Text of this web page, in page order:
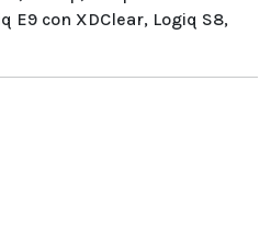
E9 con XDClear, Logiq S8,